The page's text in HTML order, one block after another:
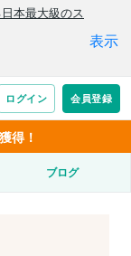
得！
ブログ